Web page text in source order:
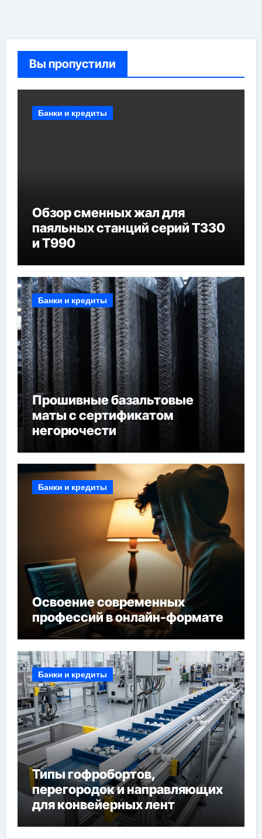
Вы пропустили
Банки и кредиты
Обзор сменных жал для
паяльных станций серий T330
и T990
Банки и кредиты
Прошивные базальтовые
маты с сертификатом
негорючести
Банки и кредиты
Освоение современных
профессий в онлайн-формате
Банки и кредиты
Типы гофробортов,
перегородок и направляющих
для конвейерных лент